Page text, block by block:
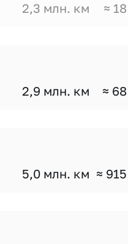
2,3 млн. км ≈
2,9 млн. км ≈
5,0 млн. км ≈